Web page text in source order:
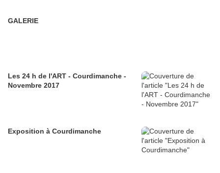
GALERIE
Les 24 h de l'ART - Courdimanche -
Novembre 2017
Exposition à Courdimanche